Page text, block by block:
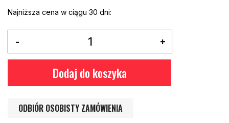
Najniższa cena w ciągu 30 dni:
Dodaj do koszyka
ODBIÓR OSOBISTY ZAMÓWIENIA